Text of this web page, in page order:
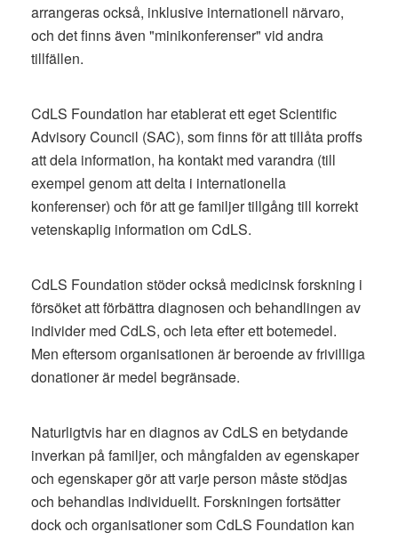
arrangeras också, inklusive internationell närvaro,
och det finns även "minikonferenser" vid andra
tillfällen.
CdLS Foundation har etablerat ett eget Scientific
Advisory Council (SAC), som finns för att tillåta proffs
att dela information, ha kontakt med varandra (till
exempel genom att delta i internationella
konferenser) och för att ge familjer tillgång till korrekt
vetenskaplig information om CdLS.
CdLS Foundation stöder också medicinsk forskning i
försöket att förbättra diagnosen och behandlingen av
individer med CdLS, och leta efter ett botemedel.
Men eftersom organisationen är beroende av frivilliga
donationer är medel begränsade.
Naturligtvis har en diagnos av CdLS en betydande
inverkan på familjer, och mångfalden av egenskaper
och egenskaper gör att varje person måste stödjas
och behandlas individuellt. Forskningen fortsätter
dock och organisationer som CdLS Foundation kan